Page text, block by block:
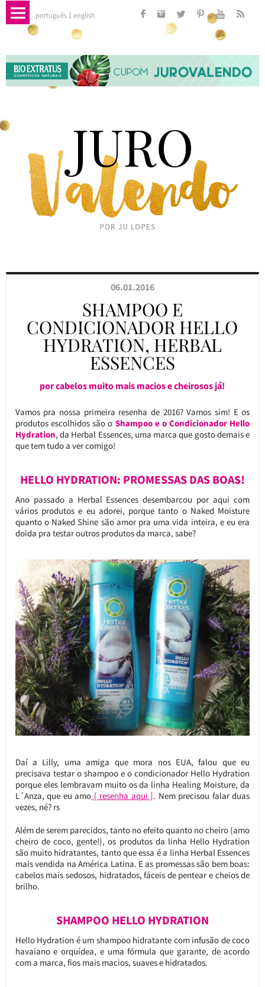
português english
06.01.2016
SHAMPOO E
CONDICIONADOR HELLO
HYDRATION, HERBAL
ESSENCES
por cabelos muito mais macios e cheirosos já!
Vamos pra nossa primeira resenha de 2016? Vamos sim! E os
produtos escolhidos são o Shampoo e o Condicionador Hello
Hydration, da Herbal Essences, uma marca que gosto demais e
que tem tudo a ver comigo!
HELLO HYDRATION: PROMESSAS DAS BOAS!
Ano passado a Herbal Essences desembarcou por aqui com
vários produtos e eu adorei, porque tanto o Naked Moisture
quanto o Naked Shine são amor pra uma vida inteira, e eu era
doida pra testar outros produtos da marca, sabe?
Daí a Lilly, uma amiga que mora nos EUA, falou que eu
precisava testar o shampoo e o condicionador Hello Hydration
porque eles lembravam muito os da linha Healing Moisture, da
L´Anza, que eu amo [ resenha aqui ]. Nem precisou falar duas
vezes, né? rs
Além de serem parecidos, tanto no efeito quanto no cheiro (amo
cheiro de coco, gente!), os produtos da linha Hello Hydration
são muito hidratantes, tanto que essa é a linha Herbal Essences
mais vendida na América Latina. E as promessas são bem boas:
cabelos mais sedosos, hidratados, fáceis de pentear e cheios de
brilho.
SHAMPOO HELLO HYDRATION
Hello Hydration é um shampoo hidratante com infusão de coco
havaiano e orquídea, e uma fórmula que garante, de acordo
com a marca, fios mais macios, suaves e hidratados.